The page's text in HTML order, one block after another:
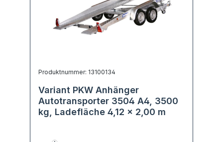
Produktnummer: 13100134
Variant PKW Anhänger
Autotransporter 3504 A4, 3500
kg, Ladefläche 4,12 x 2,00 m